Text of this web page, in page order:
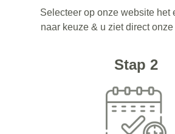
Selecteer op onze website het
naar keuze & u ziet direct
Stap 2